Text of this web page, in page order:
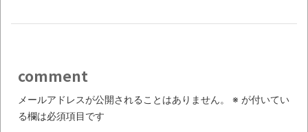
まるで親子のような子猫とシェパード
【極画像】名古屋の地下鉄
comment
メールアドレスが公開されることはありません。 ※ が付いてい
る欄は必須項目です